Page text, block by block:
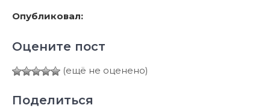
Опубликовал:
Оцените пост
(ещё не оценено)
Поделиться